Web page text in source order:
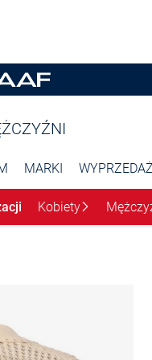
MARKI WYPRZEDAŻ
Kobiety